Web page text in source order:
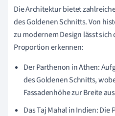
Die Architektur bietet
des Goldenen Schnitts. Von
zu modernem Design lässt sich
Proportion erkennen:
Der Parthenon in Athen:
des Goldenen Schnitts,
Fassadenhöhe zur Breite
Das Taj Mahal in Indien: